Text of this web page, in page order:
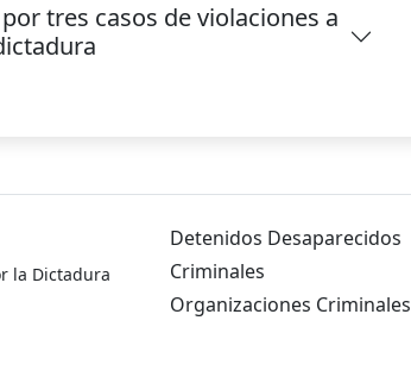
tres casos de violaciones a
la Dictadura
Detenidos Desaparecidos
Criminales
Organizaciones Criminales